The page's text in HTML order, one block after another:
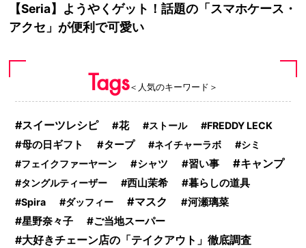
【Seria】ようやくゲット！話題の「スマホケース・
アクセ」が便利で可愛い
Tags＜人気のキーワード＞
スイーツレシピ 花 ストール FREDDY LECK
母の日ギフト タープ ネイチャーラボ
シミ
フェイクファーヤーン
シャツ 習い事 キャンプ
タングルティーザー 西山茉希 暮らしの道具
Spira ダッフィー マスク 河瀬璃菜
星野奈々子
ご当地スーパー
大好きチェーン店の「テイクアウト」徹底調査